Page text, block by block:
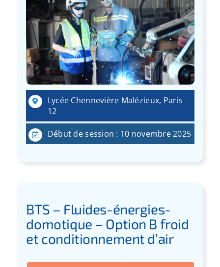
Lycée Chennevière Malézieux, Paris
12
Début de session : 10 novembre 2025
BTS – Fluides-énergies-
domotique – Option B froid
et conditionnement d’air